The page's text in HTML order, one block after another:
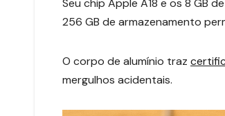
Seu chip Apple A18 e os 8 GB
256 GB de armazenamento
O corpo de alumínio traz
mergulhos acidentais.